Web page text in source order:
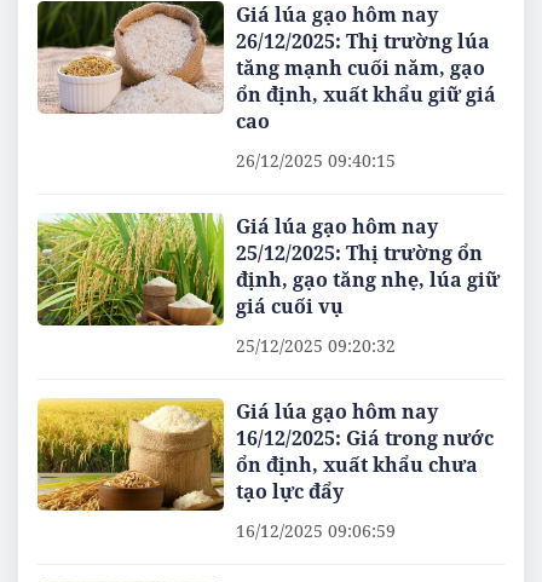
Giá lúa gạo hôm nay
26/12/2025: Thị trường lúa
tăng mạnh cuối năm, gạo
ổn định, xuất khẩu giữ giá
cao
26/12/2025 09:40:15
Giá lúa gạo hôm nay
25/12/2025: Thị trường ổn
định, gạo tăng nhẹ, lúa giữ
giá cuối vụ
25/12/2025 09:20:32
Giá lúa gạo hôm nay
16/12/2025: Giá trong nước
ổn định, xuất khẩu chưa
tạo lực đẩy
16/12/2025 09:06:59